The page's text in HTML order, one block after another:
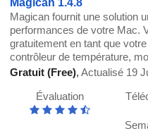
Magican 1.4.8
Magican fournit une solution
performances de votre Mac.
gratuitement en tant que
contrôleur de température,
Gratuit (Free),Actualisé 19
Évaluation